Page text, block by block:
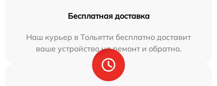
Бесплатная доставка
Наш курьер в Тольятти бесплатно доставит
ваше устройство на ремонт и обратно.